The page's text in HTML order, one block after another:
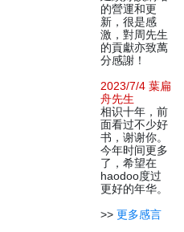
的營運和更
新，很是感
激，對周先生
的貢獻亦致萬
分感謝！
2023/7/4 葉扁
舟先生
相识十年，前
面看过不少好
书，谢谢你。
今年时间更多
了，希望在
haodoo度过
更好的年华。
>> 更多感言